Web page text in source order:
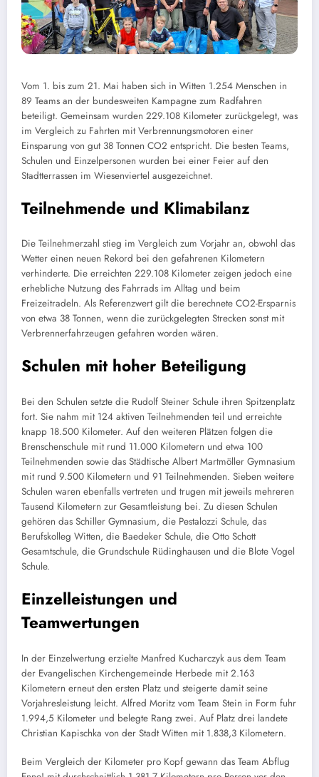
Vom 1. bis zum 21. Mai haben sich in Witten 1.254 Menschen in
89 Teams an der bundesweiten Kampagne zum Radfahren
beteiligt. Gemeinsam wurden 229.108 Kilometer zurückgelegt, was
im Vergleich zu Fahrten mit Verbrennungsmotoren einer
Einsparung von gut 38 Tonnen CO2 entspricht. Die besten Teams,
Schulen und Einzelpersonen wurden bei einer Feier auf den
Stadtterrassen im Wiesenviertel ausgezeichnet.
Teilnehmende und Klimabilanz
Die Teilnehmerzahl stieg im Vergleich zum Vorjahr an, obwohl das
Wetter einen neuen Rekord bei den gefahrenen Kilometern
verhinderte. Die erreichten 229.108 Kilometer zeigen jedoch eine
erhebliche Nutzung des Fahrrads im Alltag und beim
Freizeitradeln. Als Referenzwert gilt die berechnete CO2-Ersparnis
von etwa 38 Tonnen, wenn die zurückgelegten Strecken sonst mit
Verbrennerfahrzeugen gefahren worden wären.
Schulen mit hoher Beteiligung
Bei den Schulen setzte die Rudolf Steiner Schule ihren Spitzenplatz
fort. Sie nahm mit 124 aktiven Teilnehmenden teil und erreichte
knapp 18.500 Kilometer. Auf den weiteren Plätzen folgen die
Brenschenschule mit rund 11.000 Kilometern und etwa 100
Teilnehmenden sowie das Städtische Albert Martmöller Gymnasium
mit rund 9.500 Kilometern und 91 Teilnehmenden. Sieben weitere
Schulen waren ebenfalls vertreten und trugen mit jeweils mehreren
Tausend Kilometern zur Gesamtleistung bei. Zu diesen Schulen
gehören das Schiller Gymnasium, die Pestalozzi Schule, das
Berufskolleg Witten, die Baedeker Schule, die Otto Schott
Gesamtschule, die Grundschule Rüdinghausen und die Blote Vogel
Schule.
Einzelleistungen und
Teamwertungen
In der Einzelwertung erzielte Manfred Kucharczyk aus dem Team
der Evangelischen Kirchengemeinde Herbede mit 2.163
Kilometern erneut den ersten Platz und steigerte damit seine
Vorjahresleistung leicht. Alfred Moritz vom Team Stein in Form fuhr
1.994,5 Kilometer und belegte Rang zwei. Auf Platz drei landete
Christian Kapischka von der Stadt Witten mit 1.838,3 Kilometern.
Beim Vergleich der Kilometer pro Kopf gewann das Team Abflug